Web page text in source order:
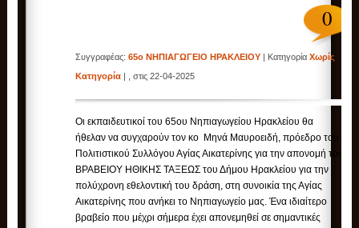
0
Συγγραφέας:65ο ΝΗΠΙΑΓΩΓΕΙΟ ΗΡΑΚΛΕΙΟΥ | ΚατηγορίαΧωρίς
Κατηγορία | , στις 22-04-2025
Οι εκπαιδευτικοί του 65ου Νηπιαγωγείου Ηρακλείου θα
ήθελαν να συγχαρούν τον κο Μηνά Μαυροειδή, πρόεδρο του
Πολιτιστικού Συλλόγου Αγίας Αικατερίνης για την απονομή του
ΒΡΑΒΕΙΟΥ ΗΘΙΚΗΣ ΤΑΞΕΩΣ του Δήμου Ηρακλείου για την
πολύχρονη εθελοντική του δράση, στη συνοικία της Αγίας
Αικατερίνης που ανήκει το Νηπιαγωγείο μας. Ένα ιδιαίτερο
βραβείο που μέχρι σήμερα έχει απονεμηθεί σε σημαντικές